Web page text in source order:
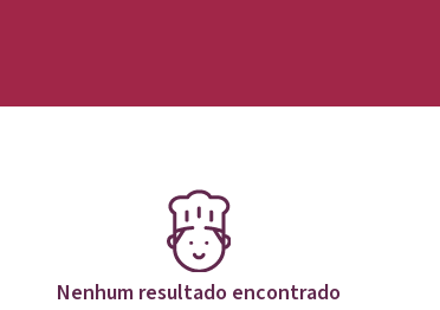
Nenhum resultado encontrado